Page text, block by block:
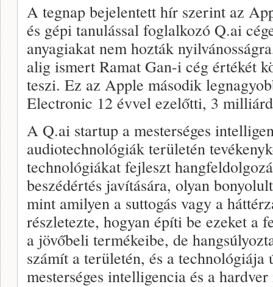
A tegnap bejelentett hír szerint az
és gépi tanulással foglalkozó Q.ai
anyagiakat nem hozták
alig ismert Ramat Gan-i cég értékét
teszi. Ez az Apple második
Electronic 12 évvel ezelőtti, 3
A Q.ai startup a mesterséges
audiotechnológiák területén
technológiákat fejleszt
beszédértés javítására, olyan
mint amilyen a suttogás vagy a
részletezte, hogyan építi be ezeket a
a jövőbeli termékeibe, de
számít a területén, és a
mesterséges intelligencia és a